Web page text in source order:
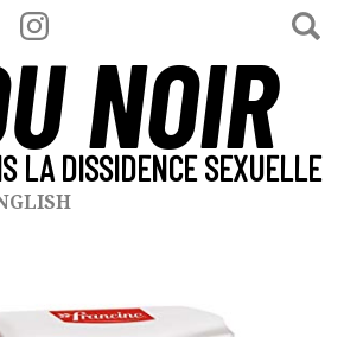
NOIR
LA DISSIDENCE SEXUELLE